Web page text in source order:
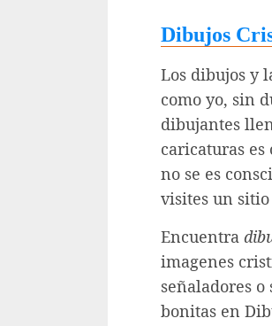
Dibujos
Los dibujos y
como yo, sin
dibujantes
caricaturas
no se es
visites un
Encuentra
imagenes
señaladores
bonitas en